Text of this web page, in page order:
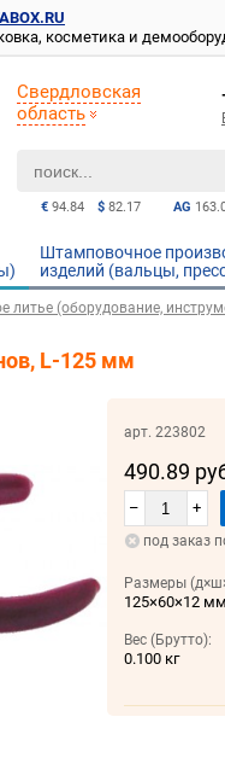
косметика и
AG
€ 94.84 $ 82.17
Свердловская
область
Штамповочное
изделий (вальцы,
литье (оборудование,
L-125 мм
арт. 223802
490.89
– +
под заказ
Размеры
125×60×12
Вес (Брутто):
0.100 кг